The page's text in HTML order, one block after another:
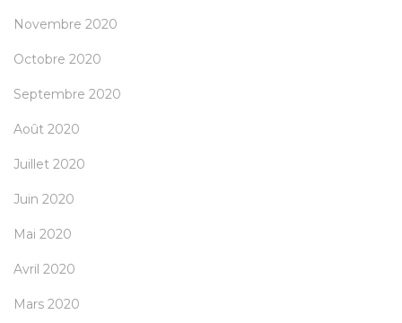
Novembre 2020
Octobre 2020
Septembre 2020
Août 2020
Juillet 2020
Juin 2020
Mai 2020
Avril 2020
Mars 2020